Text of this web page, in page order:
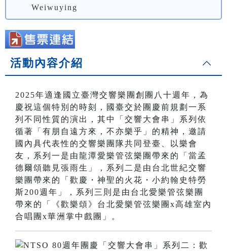
Weiwuying
活動內容介紹
2025年適逢國立臺灣交響樂團創團八十週年，為
慶祝這個特別的時刻，國臺交於團慶前規劃一系
列不同性質的演出，其中「交響大會串」系列依
循著「有朋自遠方來，不亦樂乎」的精神，邀請
國內具代表性的交響樂團隊共同登臺、以樂會
友，系列一是由龍潭愛樂管弦樂團帶來的「當孟
德爾頌聽見張雨生」，系列二是由台北世紀交響
樂團帶來的「歡慶・神聖的火花・小約翰史特勞
斯200週年」，系列三則是由台北愛樂管弦樂團
帶來的「《歡樂頌》台北愛樂管弦樂團x高雄室內
合唱團x華洲掌中戲團」。